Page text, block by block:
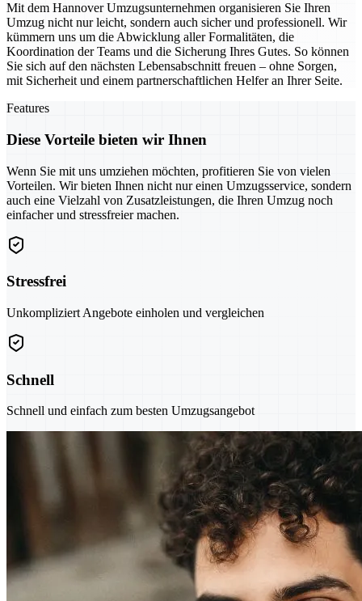
Mit dem Hannover Umzugsunternehmen organisieren Sie Ihren
Umzug nicht nur leicht, sondern auch sicher und professionell. Wir
kümmern uns um die Abwicklung aller Formalitäten, die
Koordination der Teams und die Sicherung Ihres Gutes. So können
Sie sich auf den nächsten Lebensabschnitt freuen – ohne Sorgen,
mit Sicherheit und einem partnerschaftlichen Helfer an Ihrer Seite.
Features
Diese Vorteile bieten wir Ihnen
Wenn Sie mit uns umziehen möchten, profitieren Sie von vielen
Vorteilen. Wir bieten Ihnen nicht nur einen Umzugsservice, sondern
auch eine Vielzahl von Zusatzleistungen, die Ihren Umzug noch
einfacher und stressfreier machen.
Stressfrei
Unkompliziert Angebote einholen und vergleichen
Schnell
Schnell und einfach zum besten Umzugsangebot